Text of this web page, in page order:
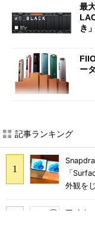
最
き
ー
記事ランキング
「
外観を
アイオ